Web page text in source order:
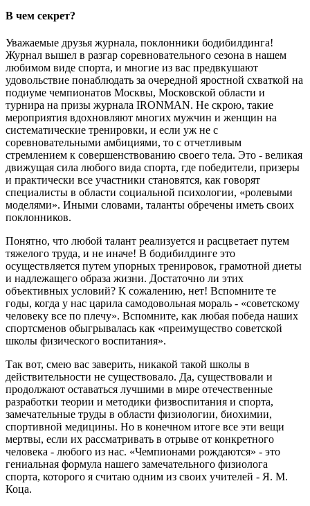
В чем секрет?
Уважаемые друзья журнала, поклонники бодибилдинга!
Журнал вышел в разгар соревновательного сезона в нашем
любимом виде спорта, и многие из вас предвкушают
удовольствие понаблюдать за очередной яростной схваткой на
подиуме чемпионатов Москвы, Московской области и
турнира на призы журнала IRONMAN. Не скрою, такие
мероприятия вдохновляют многих мужчин и женщин на
систематические тренировки, и если уж не с
соревновательными амбициями, то с отчетливым
стремлением к совершенствованию своего тела. Это - великая
движущая сила любого вида спорта, где победители, призеры
и практически все участники становятся, как говорят
специалисты в области социальной психологии, «ролевыми
моделями». Иными словами, таланты обречены иметь своих
поклонников.
Понятно, что любой талант реализуется и расцветает путем
тяжелого труда, и не иначе! В бодибилдинге это
осуществляется путем упорных тренировок, грамотной диеты
и надлежащего образа жизни. Достаточно ли этих
объективных условий? К сожалению, нет! Вспомните те
годы, когда у нас царила самодовольная мораль - «советскому
человеку все по плечу». Вспомните, как любая победа наших
спортсменов обыгрывалась как «преимущество советской
школы физического воспитания».
Так вот, смею вас заверить, никакой такой школы в
действительности не существовало. Да, существовали и
продолжают оставаться лучшими в мире отечественные
разработки теории и методики физвоспитания и спорта,
замечательные труды в области физиологии, биохимии,
спортивной медицины. Но в конечном итоге все эти вещи
мертвы, если их рассматривать в отрыве от конкретного
человека - любого из нас. «Чемпионами рождаются» - это
гениальная формула нашего замечательного физиолога
спорта, которого я считаю одним из своих учителей - Я. М.
Коца.